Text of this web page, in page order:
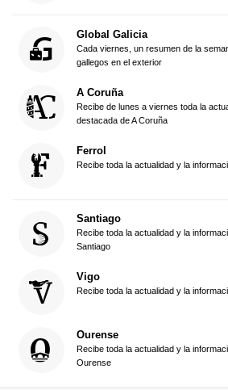
Global Galicia
Cada viernes, un resumen de la
gallegos en el exterior
A Coruña
Recibe de lunes a viernes toda la
destacada de A Coruña
Ferrol
Recibe toda la actualidad y la
Santiago
Recibe toda la actualidad y la
Santiago
Vigo
Recibe toda la actualidad y la
Ourense
Recibe toda la actualidad y la
Ourense